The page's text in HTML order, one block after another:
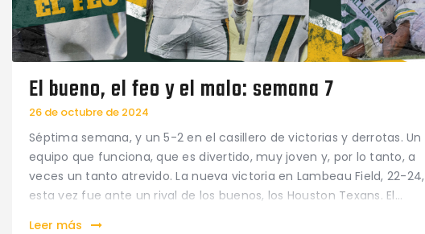
El bueno, el feo y el malo: semana 7
26 de octubre de 2024
Séptima semana, y un 5-2 en el casillero de victorias y derrotas. Un
equipo que funciona, que es divertido, muy joven y, por lo tanto, a
veces un tanto atrevido. La nueva victoria en Lambeau Field, 22-24,
esta vez fue ante un rival de los buenos, los Houston Texans. El…
Leer más